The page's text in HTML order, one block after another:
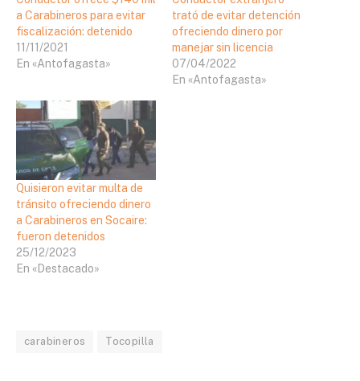
a Carabineros para evitar
fiscalización: detenido
11/11/2021
En «Antofagasta»
trató de evitar detención
ofreciendo dinero por
manejar sin licencia
07/04/2022
En «Antofagasta»
Quisieron evitar multa de
tránsito ofreciendo dinero
a Carabineros en Socaire:
fueron detenidos
25/12/2023
En «Destacado»
carabineros Tocopilla